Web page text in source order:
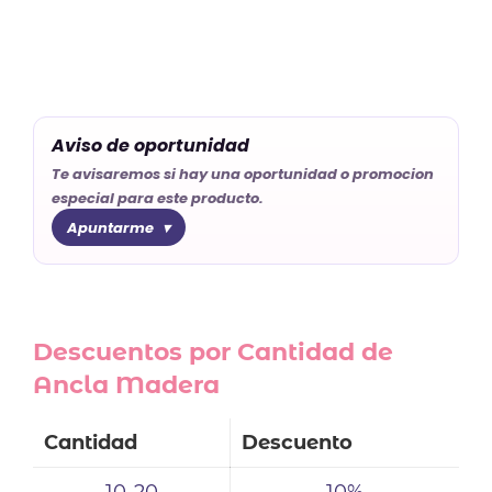
Aviso de oportunidad
Te avisaremos si hay una oportunidad o promocion
especial para este producto.
Apuntarme
Descuentos por Cantidad de
Ancla Madera
Cantidad Descuento